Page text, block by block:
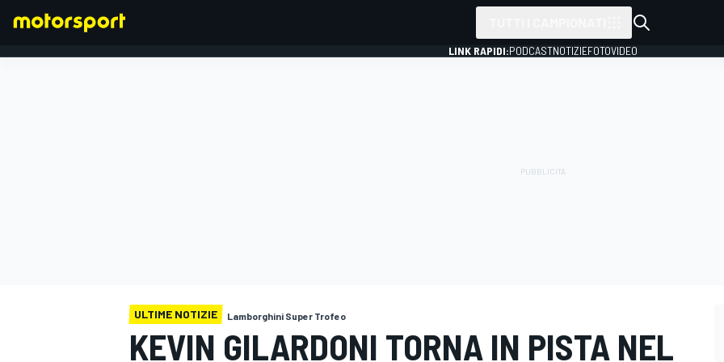
LINK RAPIDI:PODCASTNOTIZIEFOTOVIDEO
ULTIME NOTIZIE Lamborghini Super Trofeo
KEVIN GILARDONI TORNA IN PISTA NEL